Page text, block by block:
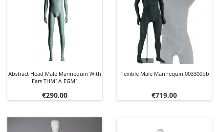
Abstract Head Male Mannequin With
Ears THM1A-EGM1
Price
€290.00
Flexible Male Mannequin 003300bb
Price
€719.00